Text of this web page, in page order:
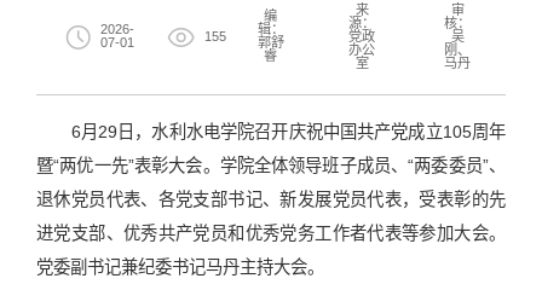
2026-
07-01
155
编
辑：
郭舒
睿
来
源：
党政
办公
室
审
核：
吴
刚、
马丹
6月29日，水利水电学院召开庆祝中国共产党成立105周年
暨“两优一先”表彰大会。学院全体领导班子成员、“两委委员”、
退休党员代表、各党支部书记、新发展党员代表，受表彰的先
进党支部、优秀共产党员和优秀党务工作者代表等参加大会。
党委副书记兼纪委书记马丹主持大会。